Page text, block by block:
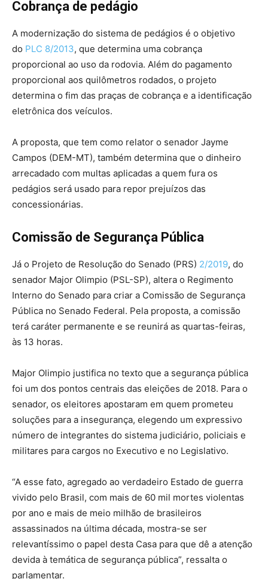
Cobrança de pedágio
A modernização do sistema de pedágios é o objetivo
do PLC 8/2013, que determina uma cobrança
proporcional ao uso da rodovia. Além do pagamento
proporcional aos quilômetros rodados, o projeto
determina o fim das praças de cobrança e a identificação
eletrônica dos veículos.
A proposta, que tem como relator o senador Jayme
Campos (DEM-MT), também determina que o dinheiro
arrecadado com multas aplicadas a quem fura os
pedágios será usado para repor prejuízos das
concessionárias.
Comissão de Segurança Pública
Já o Projeto de Resolução do Senado (PRS) 2/2019, do
senador Major Olimpio (PSL-SP), altera o Regimento
Interno do Senado para criar a Comissão de Segurança
Pública no Senado Federal. Pela proposta, a comissão
terá caráter permanente e se reunirá as quartas-feiras,
às 13 horas.
Major Olimpio justifica no texto que a segurança pública
foi um dos pontos centrais das eleições de 2018. Para o
senador, os eleitores apostaram em quem prometeu
soluções para a insegurança, elegendo um expressivo
número de integrantes do sistema judiciário, policiais e
militares para cargos no Executivo e no Legislativo.
“A esse fato, agregado ao verdadeiro Estado de guerra
vivido pelo Brasil, com mais de 60 mil mortes violentas
por ano e mais de meio milhão de brasileiros
assassinados na última década, mostra-se ser
relevantíssimo o papel desta Casa para que dê a atenção
devida à temática de segurança pública”, ressalta o
parlamentar.